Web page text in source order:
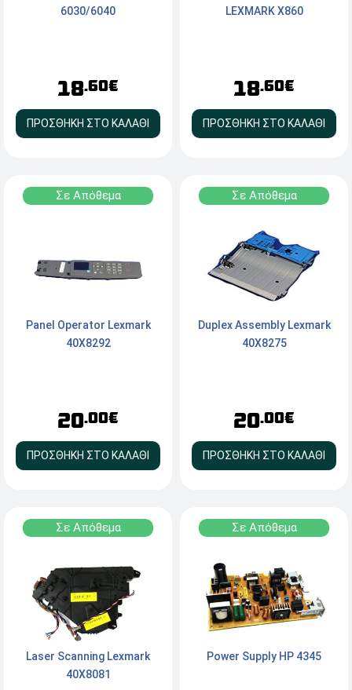
6030/6040
18.60€
ΠΡΟΣΘΗΚΗ ΣΤΟ ΚΑΛΑΘΙ
LEXMARK X860
18.60€
ΠΡΟΣΘΗΚΗ ΣΤΟ ΚΑΛΑΘΙ
Σε Απόθεμα
Panel Operator Lexmark
40X8292
20.00€
ΠΡΟΣΘΗΚΗ ΣΤΟ ΚΑΛΑΘΙ
Σε Απόθεμα
Duplex Assembly Lexmark
40X8275
20.00€
ΠΡΟΣΘΗΚΗ ΣΤΟ ΚΑΛΑΘΙ
Σε Απόθεμα
Laser Scanning Lexmark
40X8081
Σε Απόθεμα
Power Supply HP 4345